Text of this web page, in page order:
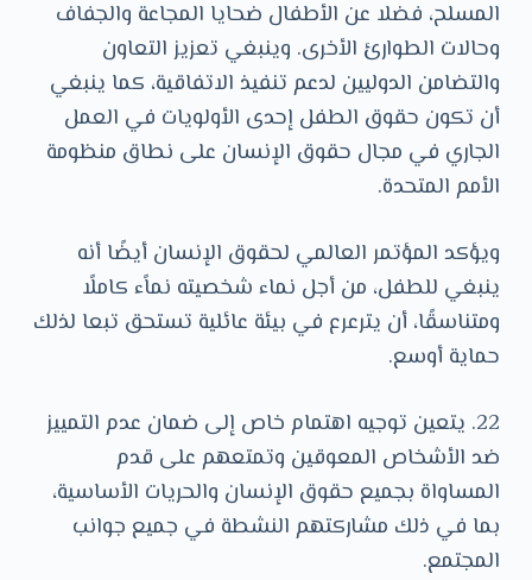
المسلح، فضلا عن الأطفال ضحايا المجاعة والجفاف
وحالات الطوارئ الأخرى. وينبغي تعزيز التعاون
والتضامن الدوليين لدعم تنفيذ الاتفاقية، كما ينبغي
أن تكون حقوق الطفل إحدى الأولويات في العمل
الجاري في مجال حقوق الإنسان على نطاق منظومة
الأمم المتحدة.
ويؤكد المؤتمر العالمي لحقوق الإنسان أيضًا أنه
ينبغي للطفل، من أجل نماء شخصيته نماًء كاملًا
ومتناسقًا، أن يترعرع في بيئة عائلية تستحق تبعا لذلك
حماية أوسع.
22. يتعين توجيه اهتمام خاص إلى ضمان عدم التمييز
ضد الأشخاص المعوقين وتمتعهم على قدم
المساواة بجميع حقوق الإنسان والحريات الأساسية،
بما في ذلك مشاركتهم النشطة في جميع جوانب
المجتمع.